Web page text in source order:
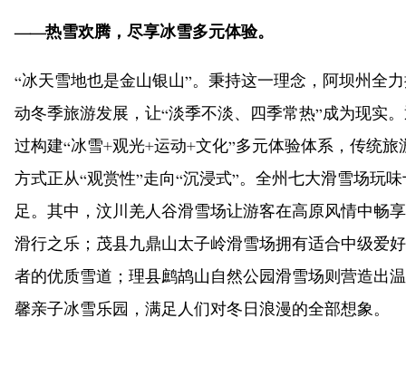
——热雪欢腾，尽享冰雪多元体验。
“冰天雪地也是金山银山”。秉持这一理念，阿坝州全
动冬季旅游发展，让“淡季不淡、四季常热”成为现实
过构建“冰雪+观光+运动+文化”多元体验体系，传统旅
方式正从“观赏性”走向“沉浸式”。全州七大滑雪场玩
足。其中，汶川羌人谷滑雪场让游客在高原风情中畅享
滑行之乐；茂县九鼎山太子岭滑雪场拥有适合中级爱好
者的优质雪道；理县鹧鸪山自然公园滑雪场则营造出温
馨亲子冰雪乐园，满足人们对冬日浪漫的全部想象。